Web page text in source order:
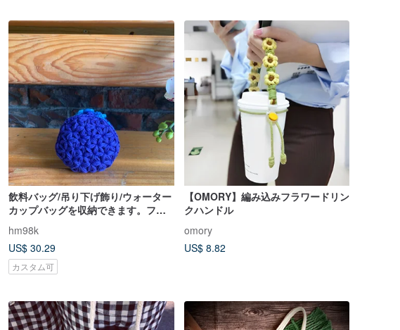
飲料バッグ/吊り下げ飾り/ウォーター
カップバッグを収納できます。フリ
ージア。ブルー+明るいブルー。肩に
掛けて持ち運べる
hm98k
US$ 30.29
カスタム可
【OMORY】編み込みフラワードリン
クハンドル
omory
US$ 8.82